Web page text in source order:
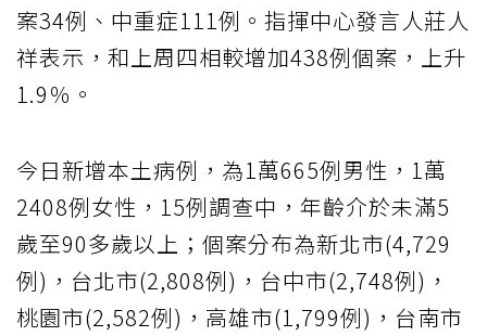
案34例、中重症111例。指揮中心發言人莊人
祥表示，和上周四相較增加438例個案，上升
1.9％。
今日新增本土病例，為1萬665例男性，1萬
2408例女性，15例調查中，年齡介於未滿5
歲至90多歲以上；個案分布為新北市(4,729
例)，台北市(2,808例)，台中市(2,748例)，
桃園市(2,582例)，高雄市(1,799例)，台南市